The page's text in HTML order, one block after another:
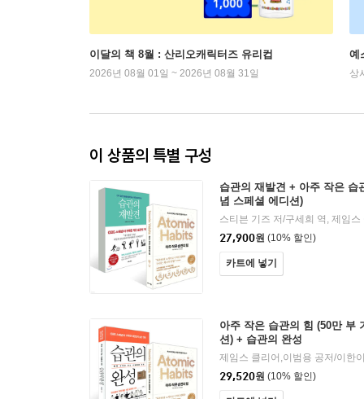
이달의 책 8월 : 산리오캐릭터즈 유리컵
2026년 08월 01일 ~ 2026년 08월 31일
예
상
이 상품의 특별 구성
습관의 재발견 + 아주 작은 습
념 스페셜 에디션)
27,900원 (10% 할인)
카트에 넣기
아주 작은 습관의 힘 (50만 부
션) + 습관의 완성
제임스 클리어,이범용 공저/이한
29,520원 (10% 할인)